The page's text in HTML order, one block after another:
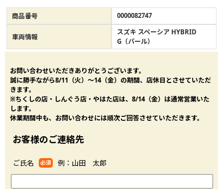
商品番号 0000082747
車両情報
スズキ スペーシア HYBRID
G（パール）